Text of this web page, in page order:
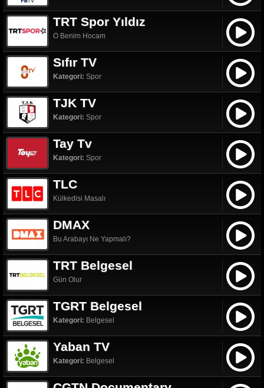
TRT Spor Yıldız
O Benim Hocam
Sıfır TV
Kategori: Spor
TJK TV
Kategori: Spor
Tay Tv
Kategori: Spor
TLC
Külkedisi Masalı
DMAX
Bu Arabayı Ne Yapmalı?
TRT Belgesel
Gün Olur
TGRT Belgesel
Kategori: Belgesel
Yaban TV
Kategori: Belgesel